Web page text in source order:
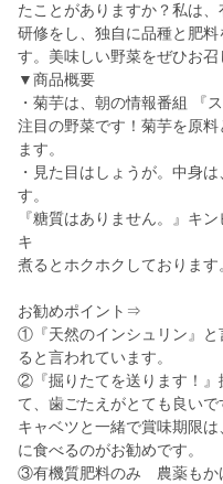
たことがありますか？私は
研修をし、独自に品種と肥
す。美味しい野菜をぜひお召
▼商品概要
・菊芋は、朝の情報番組 『
注目の野菜です！菊芋を原
ます。
・見た目はしょうが。中身
す。
『糖質はありません。』キ
キ
煮るとホクホクしております
お勧めポイント⇒
①『天然のインシュリン』と
ると言われています。
②『掘りたてを送ります！』
て、歯ごたえがとても良い
キャベツと一緒で賞味期限
に食べるのがお勧めです。
③有機質肥料のみ 農薬もか